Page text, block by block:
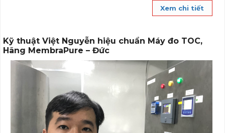
Xem chi tiết
Kỹ thuật Việt Nguyễn hiệu chuẩn Máy đo TOC,
Hãng MembraPure – Đức